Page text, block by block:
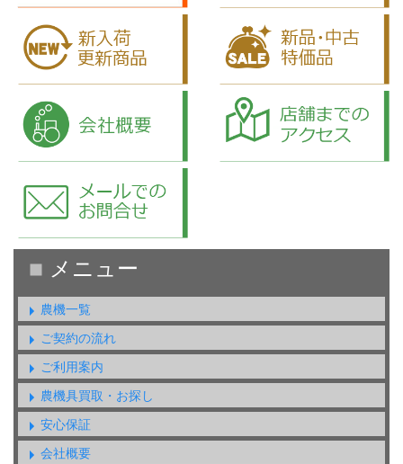
農機一覧
ご契約の流れ
ご利用案内
農機具買取・お探し
安心保証
会社概要